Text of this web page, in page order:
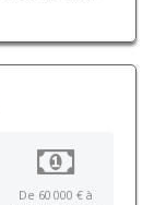
De 60 000 € à